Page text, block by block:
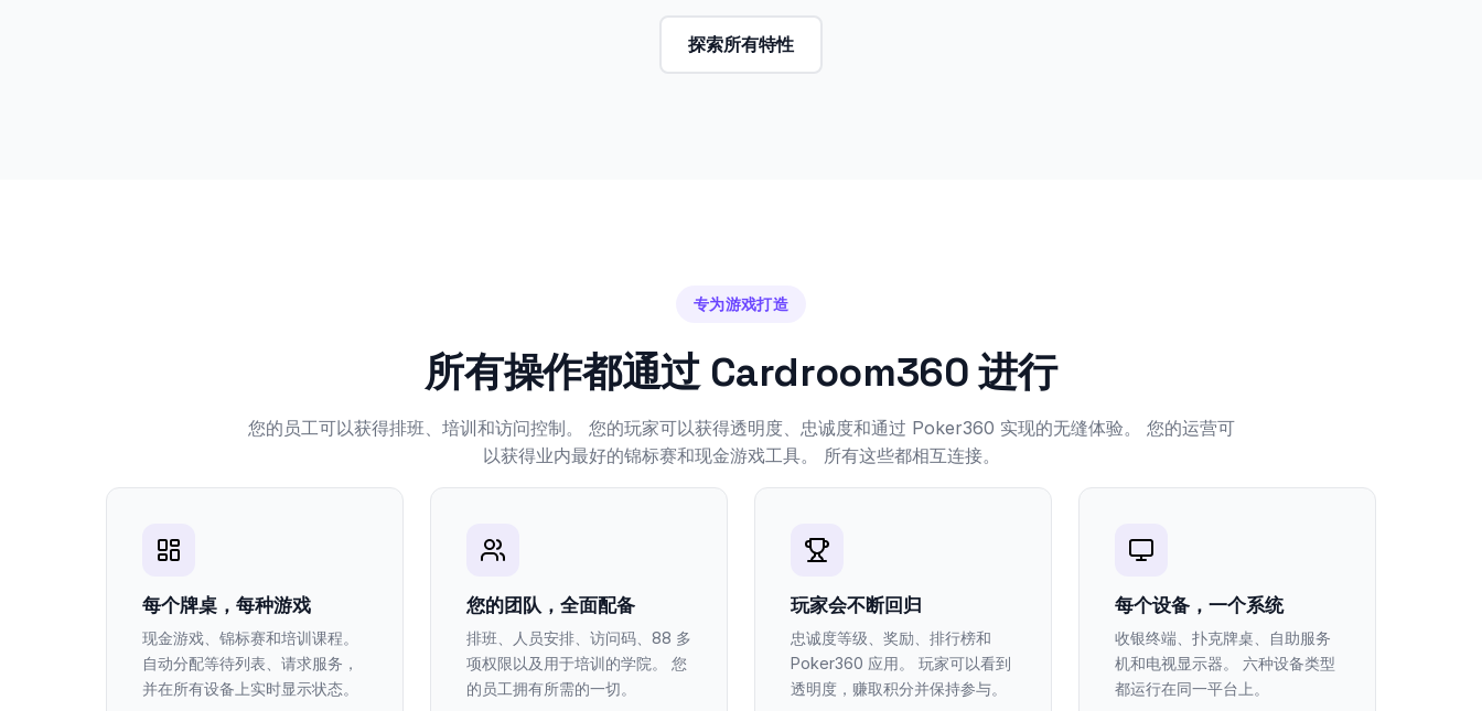
探索所有特性
专为游戏打造
所有操作都通过 Cardroom360 进行
您的员工可以获得排班、培训和访问控制。 您的玩家可以获得透明度、忠诚度和通过 Poker360 实现的无缝体验。 您的运营可
以获得业内最好的锦标赛和现金游戏工具。 所有这些都相互连接。
每个牌桌，每种游戏
现金游戏、锦标赛和培训课程。
自动分配等待列表、请求服务，
并在所有设备上实时显示状态。
您的团队，全面配备
排班、人员安排、访问码、88 多
项权限以及用于培训的学院。 您
的员工拥有所需的一切。
玩家会不断回归
忠诚度等级、奖励、排行榜和
Poker360 应用。 玩家可以看到
透明度，赚取积分并保持参与。
每个设备，一个系统
收银终端、扑克牌桌、自助服务
机和电视显示器。 六种设备类型
都运行在同一平台上。